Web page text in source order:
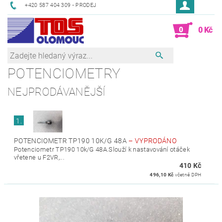
+420 587 404 309 - PRODEJ
0 0 Kč
POTENCIOMETRY
NEJPRODÁVANĚJŠÍ
1.
POTENCIOMETR TP190 10K/G 48A –VYPRODÁNO
Potenciometr TP190 10k/G 48A.Slouží k nastavování otáček
vřetene u F2VR,...
410 Kč
496,10 Kč včetně DPH